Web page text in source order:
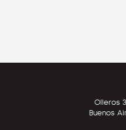
Olleros
Buenos